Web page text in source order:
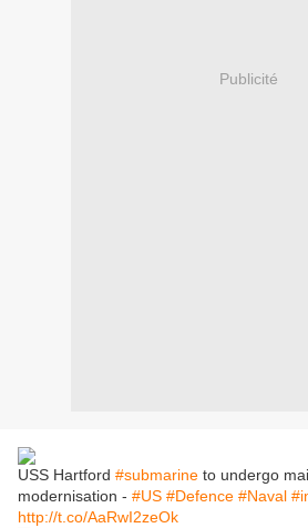
Publicité
USS Hartford #submarine to undergo
modernisation - #US #Defence #Naval
http://t.co/AaRwI2zeOk